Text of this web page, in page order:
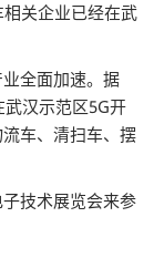
关企业已经在武
全面加速。据
汉示范区5G开
车、清扫车、摆
技术展览会来参